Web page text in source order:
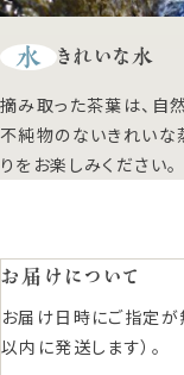
水 きれいな水
摘み取った茶葉は、自
不純物のないきれいな
りをお楽しみください。
お届けについて
お届け日時にご指定が
以内に発送します）。